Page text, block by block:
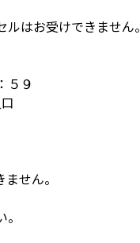
はお受けできません。
５９
せん。